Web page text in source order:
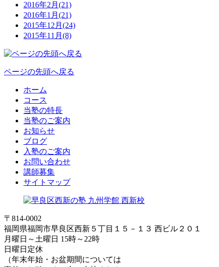
2016年2月(21)
2016年1月(21)
2015年12月(24)
2015年11月(8)
ページの先頭へ戻る
ホーム
コース
当塾の特長
当塾のご案内
お知らせ
ブログ
入塾のご案内
お問い合わせ
講師募集
サイトマップ
〒814-0002
福岡県福岡市早良区西新５丁目１５－１３ 西ビル２０１
月曜日～土曜日 15時～22時
日曜日定休
（年末年始・お盆期間については